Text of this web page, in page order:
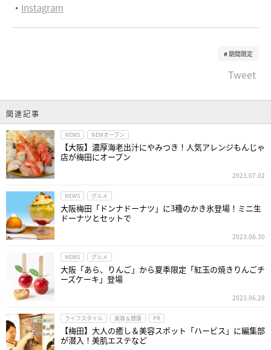
・ Instagram
期間限定
Tweet
関連記事
NEWS NEWオープン
【大阪】濃厚海老出汁にやみつき！人気アレンジもんじゃ
店が梅田にオープン
2023.07.02
NEWS グルメ
大阪梅田「ドンナドーナツ」に3種のかき氷登場！ミニ生
ドーナツとセットで
2023.06.30
NEWS グルメ
大阪「あら、りんご」から夏季限定「紅玉の焼きりんごチ
ーズケーキ」登場
2023.06.28
ライフスタイル 美容＆健康 PR
【梅田】大人の癒し＆美容スポット「ハービス」に編集部
が潜入！美肌エステなど